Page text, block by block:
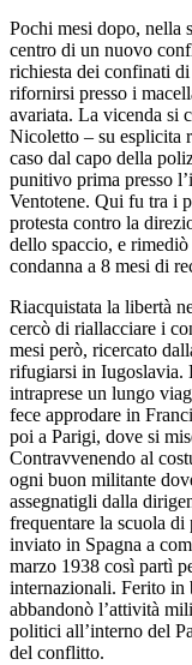
Pochi mesi dopo, nella
centro di un nuovo
richiesta dei confinati
rifornirsi presso i
avariata. La vicenda si
Nicoletto – su esplicita
caso dal capo della
punitivo prima presso
Ventotene. Qui fu tra i
protesta contro la
dello spaccio, e
condanna a 8 mesi di
Riacquistata la libertà
cercò di riallacciare i
mesi però, ricercato
rifugiarsi in Iugoslavia.
intraprese un lungo
fece approdare in
poi a Parigi, dove si
Contravvenendo al
ogni buon militante
assegnatigli dalla
frequentare la scuola
inviato in Spagna a
marzo 1938 così partì
internazionali. Ferito in
abbandonò l’attività
politici all’interno del
del conflitto.